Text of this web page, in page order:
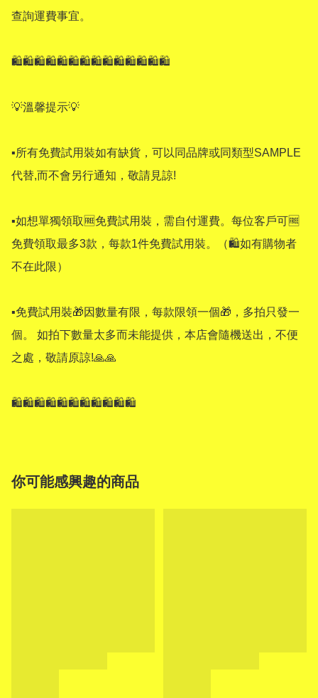
查詢運費事宜。
🛍🛍🛍🛍🛍🛍🛍🛍🛍🛍🛍🛍🛍🛍
💡溫馨提示💡
▪所有免費試用裝如有缺貨，可以同品牌或同類型SAMPLE
代替,而不會另行通知，敬請見諒!
▪如想單獨領取🆓️免費試用裝，需自付運費。每位客戶可🆓️
免費領取最多3款，每款1件免費試用裝。（🛍如有購物者
不在此限）
▪免費試用裝🎁因數量有限，每款限領一個🎁，多拍只發一
個。 如拍下數量太多而未能提供，本店會隨機送出，不便
之處，敬請原諒!🙏🙏
🛍🛍🛍🛍🛍🛍🛍🛍🛍🛍🛍
你可能感興趣的商品